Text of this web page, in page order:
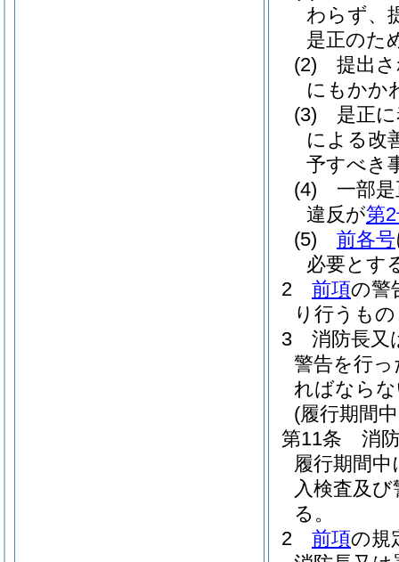
わらず、
是正のた
(2)
提出
にもかか
(3)
是正
による改
予すべき
(4)
一部
違反が第
(5)
前各号
必要とす
2
前項の警
り行うも
3
消防長又
警告を行
ればなら
(履行期間
第11条
消
履行期間
入検査及
る。
2
前項の規